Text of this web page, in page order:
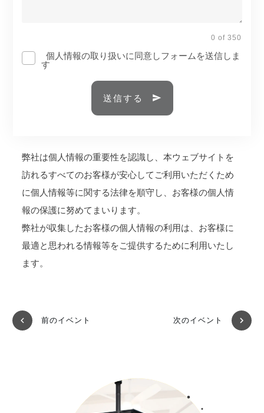
0 of 350
個人情報の取り扱いに同意しフォームを送信しま
す
送信する
弊社は個人情報の重要性を認識し、本ウェブサイトを
訪れるすべてのお客様が安心してご利用いただくため
に個人情報等に関する法律を順守し、お客様の個人情
報の保護に努めてまいります。
弊社が収集したお客様の個人情報の利用は、お客様に
最適と思われる情報等をご提供するために利用いたし
ます。
前のイベント 次のイベント